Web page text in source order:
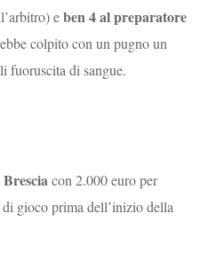
eben 4 al preparatore
colpito con un pugno un
fuoruscita di sangue.
Brescia con 2.000 euro per
gioco prima dell’inizio della